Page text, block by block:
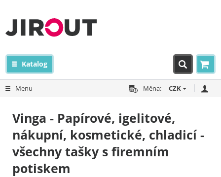
Katalog
Menu Měna: CZK
Vinga - Papírové, igelitové,
nákupní, kosmetické, chladicí -
všechny tašky s firemním
potiskem